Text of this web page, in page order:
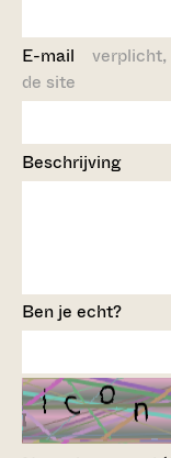
E-mail verplicht,
de site
Beschrijving
Ben je echt?